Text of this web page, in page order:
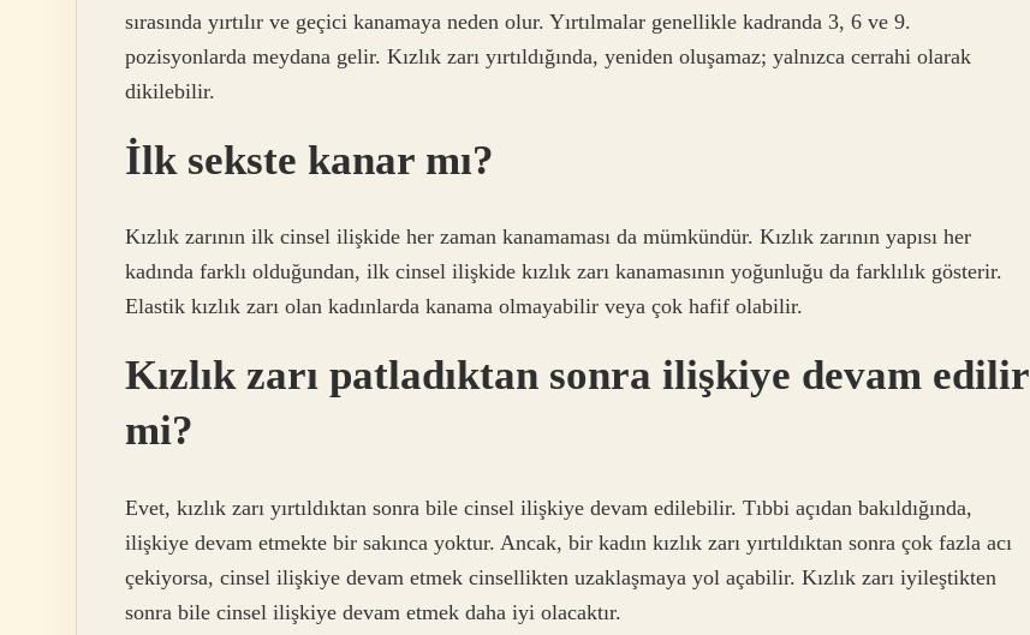
sırasında yırtılır ve geçici kanamaya neden olur. Yırtılmalar genellikle kadranda 3, 6 ve 9.
pozisyonlarda meydana gelir. Kızlık zarı yırtıldığında, yeniden oluşamaz; yalnızca cerrahi olarak
dikilebilir.
İlk sekste kanar mı?
Kızlık zarının ilk cinsel ilişkide her zaman kanamaması da mümkündür. Kızlık zarının yapısı her
kadında farklı olduğundan, ilk cinsel ilişkide kızlık zarı kanamasının yoğunluğu da farklılık gösterir.
Elastik kızlık zarı olan kadınlarda kanama olmayabilir veya çok hafif olabilir.
Kızlık zarı patladıktan sonra ilişkiye devam edilir
mi?
Evet, kızlık zarı yırtıldıktan sonra bile cinsel ilişkiye devam edilebilir. Tıbbi açıdan bakıldığında,
ilişkiye devam etmekte bir sakınca yoktur. Ancak, bir kadın kızlık zarı yırtıldıktan sonra çok fazla acı
çekiyorsa, cinsel ilişkiye devam etmek cinsellikten uzaklaşmaya yol açabilir. Kızlık zarı iyileştikten
sonra bile cinsel ilişkiye devam etmek daha iyi olacaktır.